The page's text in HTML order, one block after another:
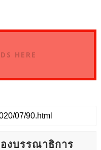
HERE
งบรรณาธิการ